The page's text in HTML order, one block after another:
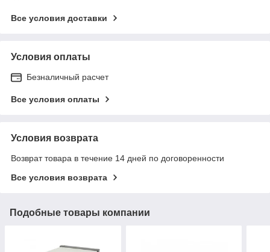
Все условия доставки
Условия оплаты
Безналичный расчет
Все условия оплаты
Условия возврата
Возврат товара в течение 14 дней по договоренности
Все условия возврата
Подобные товары компании